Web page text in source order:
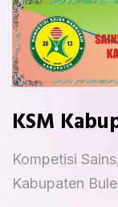
KSM
Kompetisi
Kabupaten